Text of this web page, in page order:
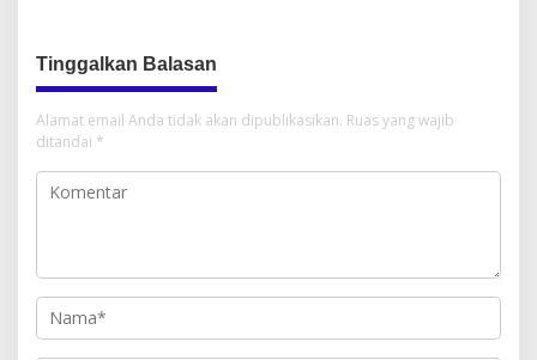
Tinggalkan Balasan
Alamat email Anda tidak akan dipublikasikan. Ruas yang wajib
ditandai *